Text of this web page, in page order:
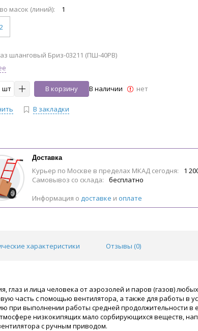
масок (линий):
1
2
шланговый Бриз-03211 (ПШ-40РВ)
шт В корзину В наличии нет
В закладки
Доставка
Курьер по Москве в пределах МКАД сегодня:
1
Самовывоз со склада:
бесплатно
Информация о доставке и оплате
характеристики Отзывы (0)
и лица человека от аэрозолей и паров (газов)
часть с помощью вентилятора, а также для работы в
выполнении работы средней продолжительности в
низкокипящих мало сорбирующихся веществ,
с ручным приводом.